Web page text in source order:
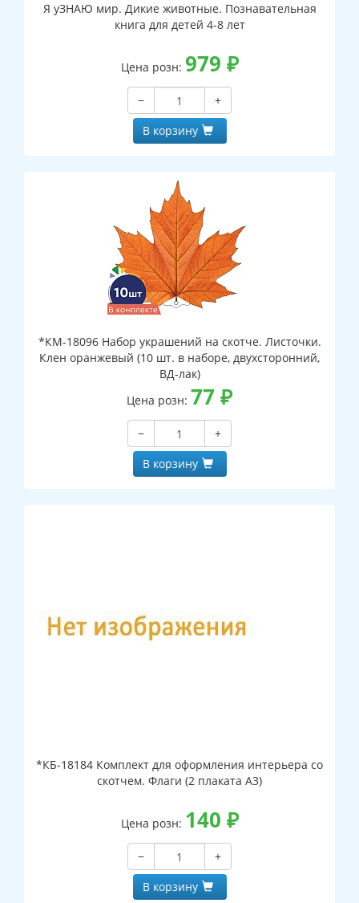
Я уЗНАЮ мир. Дикие животные. Познавательная
книга для детей 4-8 лет
Цена розн: 979 ₽
−
+
В корзину
*КМ-18096 Набор украшений на скотче. Листочки.
Клен оранжевый (10 шт. в наборе, двухсторонний,
ВД-лак)
Цена розн: 77 ₽
−
+
В корзину
*КБ-18184 Комплект для оформления интерьера со
скотчем. Флаги (2 плаката А3)
Цена розн: 140 ₽
−
+
В корзину